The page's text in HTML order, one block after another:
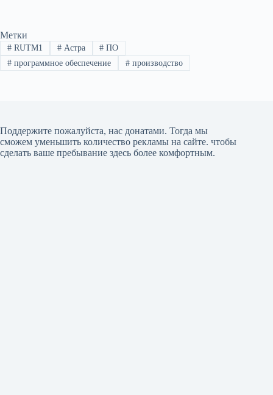
Метки
#RUTM1 #Астра # ПО
#программное обеспечение #производство
Поддержите пожалуйста, нас донатами. Тогда мы
сможем уменьшить количество рекламы на сайте. чтобы
сделать ваше пребывание здесь более комфортным.